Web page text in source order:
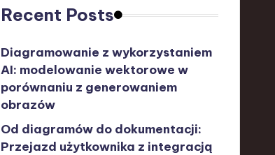
Recent Posts
Diagramowanie z wykorzystaniem
AI: modelowanie wektorowe w
porównaniu z generowaniem
obrazów
Od diagramów do dokumentacji:
Przejazd użytkownika z integracją